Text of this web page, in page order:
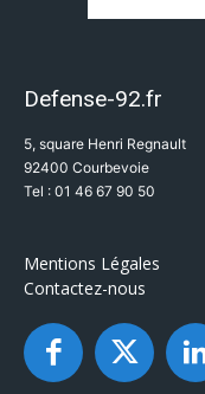
Defense-92.fr
5, square Henri Regnault
92400 Courbevoie
Tel : 01 46 67 90 50
Mentions Légales
Contactez-nous